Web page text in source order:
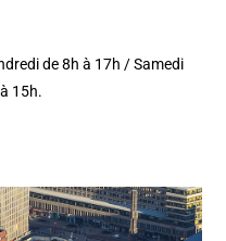
de 8h à 17h / Samedi
15h.